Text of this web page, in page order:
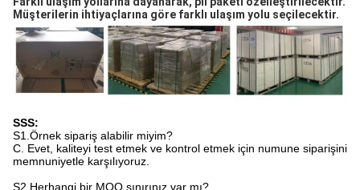
Müşterilerin ihtiyaçlarına göre farklı ulaşım yolu seçilecektir.
SSS:
S1.Örnek sipariş alabilir miyim?
C. Evet, kaliteyi test etmek ve kontrol etmek için numune siparişini
memnuniyetle karşılıyoruz.
S2.Herhangi bir MOQ sınırınız var mı?